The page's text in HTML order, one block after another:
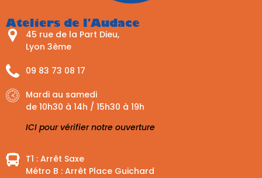
Ateliers de l'Audace
45 rue de la Part Dieu,
Lyon 3ème
09 83 73 08 17
Mardi au samedi
de 10h30 à 14h / 15h30 à 19h
ICI pour vérifier notre ouverture
T1 : Arrêt Saxe
Métro B : Arrêt Place Guichard